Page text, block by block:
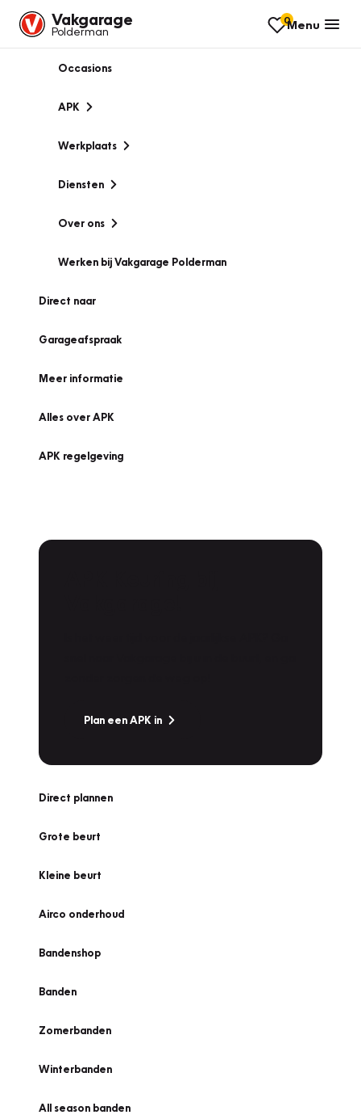
Vakgarage
Polderman
0Menu
Occasions
APK
Werkplaats
Diensten
Over ons
Werken bij Vakgarage Polderman
Direct naar
Garageafspraak
Meer informatie
Alles over APK
APK regelgeving
Plan een APK in
Direct plannen
Grote beurt
Kleine beurt
Airco onderhoud
Bandenshop
Banden
Zomerbanden
Winterbanden
All season banden